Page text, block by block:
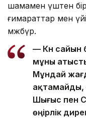
шамамен үштен
ғимараттар мен
мәжбүр.
— Күн сайын
мұны
Мұндай
Шығыс пен
өңірлік